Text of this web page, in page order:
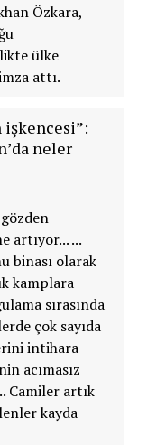
Özkara,
ülke
attı.
işkencesi”:
neler
artıyor... ...
binası olarak
kamplara
sırasında
çok sayıda
intihara
acımasız
Camiler artık
kayda